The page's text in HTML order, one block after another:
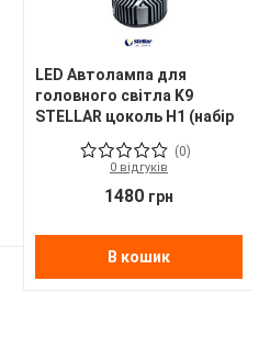
LED Автолампа для
головного світла K9
STELLAR цоколь H1 (набір
(0)
0 відгуків
1480 грн
В кошик